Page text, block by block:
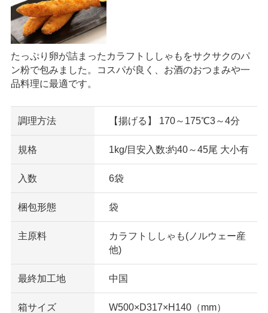
たっぷり卵が詰まったカラフトししゃもをサクサクのパ
ン粉で包みました。コスパが良く、お酒のおつまみや一
品料理に最適です。
調理方法 【揚げる】 170～175℃3～4分
規格 1kg/目安入数:約40～45尾 大小有
入数 6袋
梱包形態 袋
主原料
カラフトししゃも(ノルウェー産
他)
最終加工地 中国
箱サイズ W500×D317×H140（mm）